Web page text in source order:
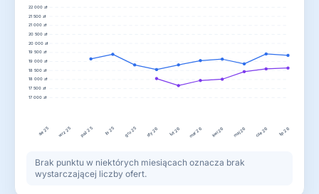
17 000 zł
17 500 zł
18 000 zł
18 500 zł
19 000 zł
19 500 zł
20 000 zł
20 500 zł
21 000 zł
21 500 zł
22 000 zł
sie 25 wrz 25 paź 25 lis 25 gru 25 sty 26 lut 26 mar 26 kwi 26 maj 26 cze 26 lip 26
Brak punktu w niektórych miesiącach oznacza brak
wystarczającej liczby ofert.